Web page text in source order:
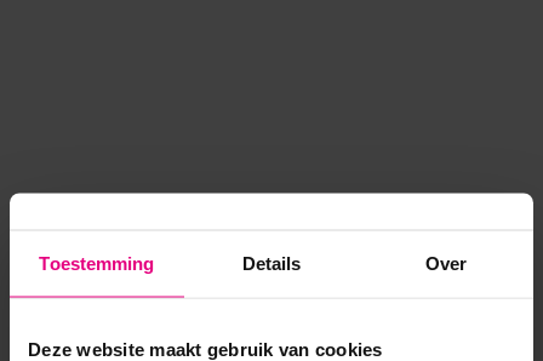
Toestemming Details Over
Deze website maakt gebruik van cookies